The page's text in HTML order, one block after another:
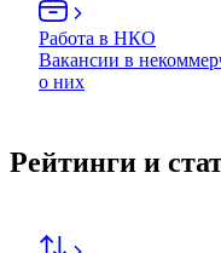
Работа в НКО
Вакансии в
о них
Рейтинги и